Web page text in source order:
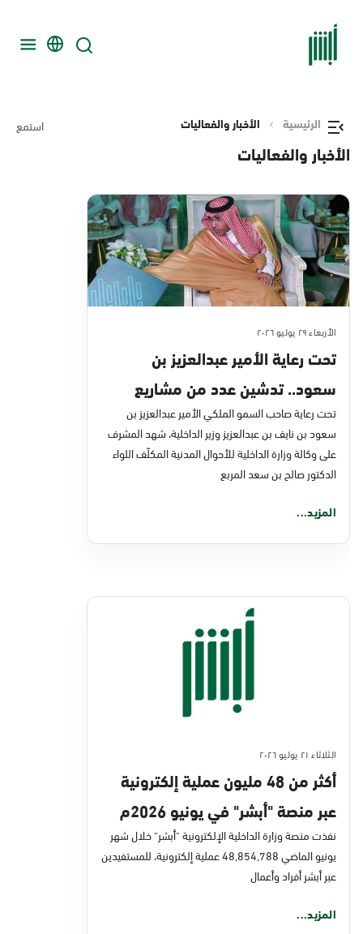
الرئيسية الأخبار والفعاليات استمع
الأخبار والفعاليات
الأربعاء ٢٩ يوليو ٢٠٢٦
تحت رعاية الأمير عبدالعزيز بن
سعود.. تدشين عدد من مشاريع
التحول الرقمي والخدمات الإلكترونية
للأحوال المدنية
تحت رعاية صاحب السمو الملكي الأمير عبدالعزيز بن
سعود بن نايف بن عبدالعزيز وزير الداخلية، شهد المشرف
على وكالة وزارة الداخلية للأحوال المدنية المكلّف اللواء
الدكتور صالح بن سعد المربع
المزيد...
الثلاثاء ٢١ يوليو ٢٠٢٦
أكثر من 48 مليون عملية إلكترونية
عبر منصة "أبشر" في يونيو 2026م
نفذت منصة وزارة الداخلية الإلكترونية "أبشر" خلال شهر
يونيو الماضي 48,854,788 عملية إلكترونية، للمستفيدين
عبر أبشر أفراد وأعمال
المزيد...